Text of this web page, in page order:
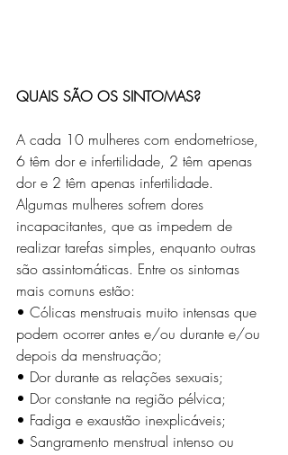
QUAIS SÃO OS SINTOMAS?
A cada 10 mulheres com endometriose,
6 têm dor e infertilidade, 2 têm apenas
dor e 2 têm apenas infertilidade.
Algumas mulheres sofrem dores
incapacitantes, que as impedem de
realizar tarefas simples, enquanto outras
são assintomáticas. Entre os sintomas
mais comuns estão:
• Cólicas menstruais muito intensas que
podem ocorrer antes e/ou durante e/ou
depois da menstruação;
• Dor durante as relações sexuais;
• Dor constante na região pélvica;
• Fadiga e exaustão inexplicáveis;
• Sangramento menstrual intenso ou